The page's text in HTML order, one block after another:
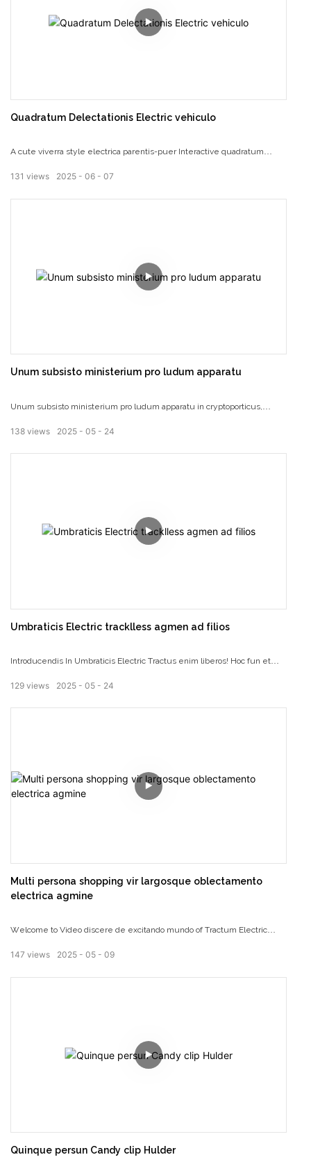
Quadratum Delectationis Electric vehiculo
A cute viverra style electrica parentis-puer Interactive quadratum
experientia.
2025 06 07
131 views
Unum subsisto ministerium pro ludum apparatu
Unum subsisto ministerium pro ludum apparatu in cryptoporticus,
2025 05 24
138 views
Umbraticis Electric tracklless agmen ad filios
Introducendis In Umbraticis Electric Tractus enim liberos! Hoc fun et
ride, hoc agmine est certus ut impress haedos omnium saeculorum.
2025 05 24
129 views
Multi persona shopping vir largosque oblectamento
electrica agmine
Welcome to Video discere de excitando mundo of Tractum Electric
perfecta choice pro Entertainment, providing memoriam experientia et
2025 05 09
147 views
Quinque persun Candy clip Hulder